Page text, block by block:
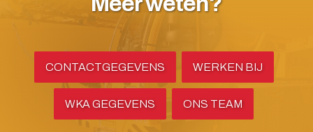
CONTACTGEGEVENS WERKEN BIJ
WKA GEGEVENS ONS TEAM